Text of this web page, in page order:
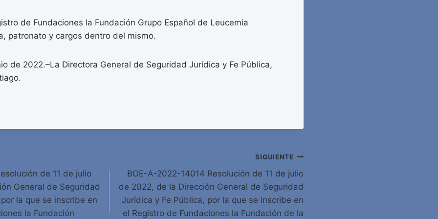
de Fundaciones la Fundación Grupo Español de Leucemia
patronato y cargos dentro del mismo.
de 2022.–La Directora General de Seguridad Jurídica y Fe Pública,
de 11 de julio
General de Seguridad
la que se inscribe en
la Fundación
SIGUIENTE
BOE-A-2022-14014 Resolución de 11 de julio
de 2022, de la Dirección General de Seguridad
Jurídica y Fe Pública, por la que se inscribe en
el Registro de Fundaciones la Fundación de la